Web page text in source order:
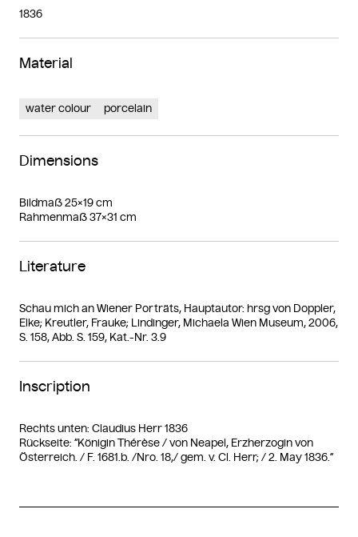
1836
Material
water colour porcelain
Dimensions
Bildmaß 25×19 cm
Rahmenmaß 37×31 cm
Literature
Schau mich an Wiener Porträts, Hauptautor: hrsg von Doppler,
Elke; Kreutler, Frauke; Lindinger, Michaela Wien Museum, 2006,
S. 158, Abb. S. 159, Kat.-Nr. 3.9
Inscription
Rechts unten: Claudius Herr 1836
Rückseite: “Königin Thérèse / von Neapel, Erzherzogin von
Österreich. / F. 1681.b. /Nro. 18,/ gem. v. Cl. Herr; / 2. May 1836.”